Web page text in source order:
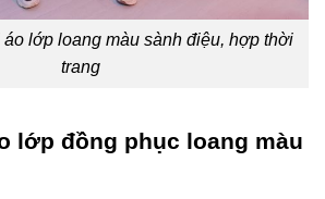
lớp loang màu sành điệu, hợp thời
trang
lớp đồng phục loang màu